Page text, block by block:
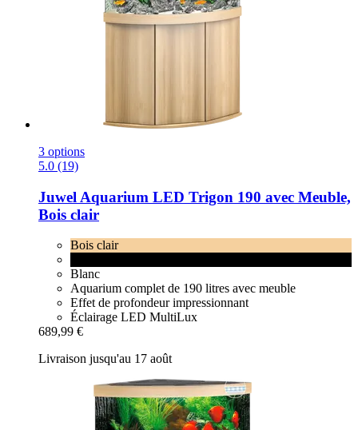
3 options
5.0 (19)
Juwel Aquarium LED Trigon 190 avec Meuble,
Bois clair
Bois clair
Blanc
Aquarium complet de 190 litres avec meuble
Effet de profondeur impressionnant
Éclairage LED MultiLux
689,99 €
Livraison jusqu'au 17 août